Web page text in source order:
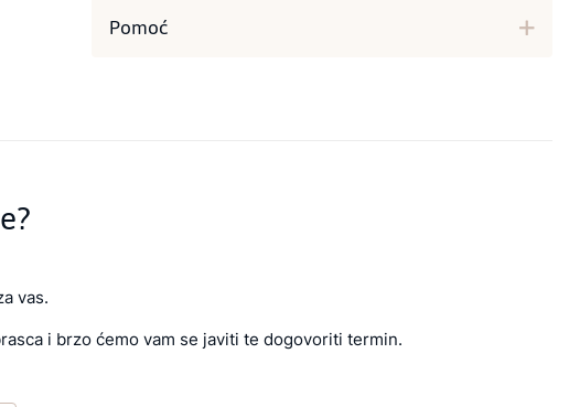
Pomoć
vas.
i brzo ćemo vam se javiti te dogovoriti termin.